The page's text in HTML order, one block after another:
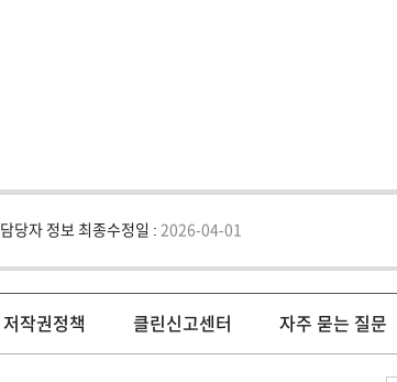
담당자 정보 최종수정일 : 2026-04-01
저작권정책 클린신고센터 자주 묻는 질문